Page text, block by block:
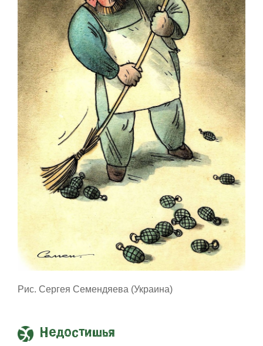
Рис. Сергея Семендяева (Украина)
Недостишья